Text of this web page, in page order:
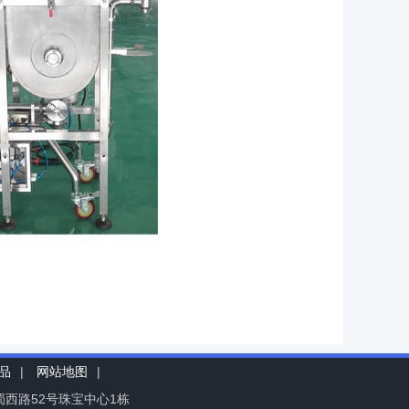
| 网站地图
|
路52号珠宝中心1栋